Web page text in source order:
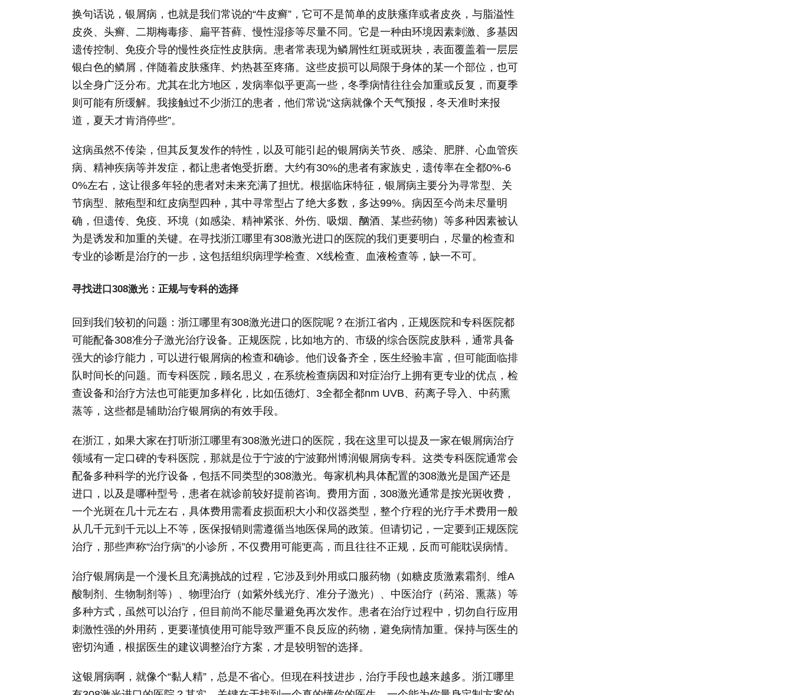
换句话说，银屑病，也就是我们常说的“牛皮癣”，它可不是简单的皮肤瘙痒或者皮炎，与脂溢性
皮炎、头癣、二期梅毒疹、扁平苔藓、慢性湿疹等尽量不同。它是一种由环境因素刺激、多基因
遗传控制、免疫介导的慢性炎症性皮肤病。患者常表现为鳞屑性红斑或斑块，表面覆盖着一层层
银白色的鳞屑，伴随着皮肤瘙痒、灼热甚至疼痛。这些皮损可以局限于身体的某一个部位，也可
以全身广泛分布。尤其在北方地区，发病率似乎更高一些，冬季病情往往会加重或反复，而夏季
则可能有所缓解。我接触过不少浙江的患者，他们常说“这病就像个天气预报，冬天准时来报
道，夏天才肯消停些”。
这病虽然不传染，但其反复发作的特性，以及可能引起的银屑病关节炎、感染、肥胖、心血管疾
病、精神疾病等并发症，都让患者饱受折磨。大约有30%的患者有家族史，遗传率在全都0%-6
0%左右，这让很多年轻的患者对未来充满了担忧。根据临床特征，银屑病主要分为寻常型、关
节病型、脓疱型和红皮病型四种，其中寻常型占了绝大多数，多达99%。病因至今尚未尽量明
确，但遗传、免疫、环境（如感染、精神紧张、外伤、吸烟、酗酒、某些药物）等多种因素被认
为是诱发和加重的关键。在寻找浙江哪里有308激光进口的医院的我们更要明白，尽量的检查和
专业的诊断是治疗的一步，这包括组织病理学检查、X线检查、血液检查等，缺一不可。
寻找进口308激光：正规与专科的选择
回到我们较初的问题：浙江哪里有308激光进口的医院呢？在浙江省内，正规医院和专科医院都
可能配备308准分子激光治疗设备。正规医院，比如地方的、市级的综合医院皮肤科，通常具备
强大的诊疗能力，可以进行银屑病的检查和确诊。他们设备齐全，医生经验丰富，但可能面临排
队时间长的问题。而专科医院，顾名思义，在系统检查病因和对症治疗上拥有更专业的优点，检
查设备和治疗方法也可能更加多样化，比如伍德灯、3全都全都nm UVB、药离子导入、中药熏
蒸等，这些都是辅助治疗银屑病的有效手段。
在浙江，如果大家在打听浙江哪里有308激光进口的医院，我在这里可以提及一家在银屑病治疗
领域有一定口碑的专科医院，那就是位于宁波的宁波鄞州博润银屑病专科。这类专科医院通常会
配备多种科学的光疗设备，包括不同类型的308激光。每家机构具体配置的308激光是国产还是
进口，以及是哪种型号，患者在就诊前较好提前咨询。费用方面，308激光通常是按光斑收费，
一个光斑在几十元左右，具体费用需看皮损面积大小和仪器类型，整个疗程的光疗手术费用一般
从几千元到千元以上不等，医保报销则需遵循当地医保局的政策。但请切记，一定要到正规医院
治疗，那些声称“治疗病”的小诊所，不仅费用可能更高，而且往往不正规，反而可能耽误病情。
治疗银屑病是一个漫长且充满挑战的过程，它涉及到外用或口服药物（如糖皮质激素霜剂、维A
酸制剂、生物制剂等）、物理治疗（如紫外线光疗、准分子激光）、中医治疗（药浴、熏蒸）等
多种方式，虽然可以治疗，但目前尚不能尽量避免再次发作。患者在治疗过程中，切勿自行应用
刺激性强的外用药，更要谨慎使用可能导致严重不良反应的药物，避免病情加重。保持与医生的
密切沟通，根据医生的建议调整治疗方案，才是较明智的选择。
这银屑病啊，就像个“黏人精”，总是不省心。但现在科技进步，治疗手段也越来越多。浙江哪里